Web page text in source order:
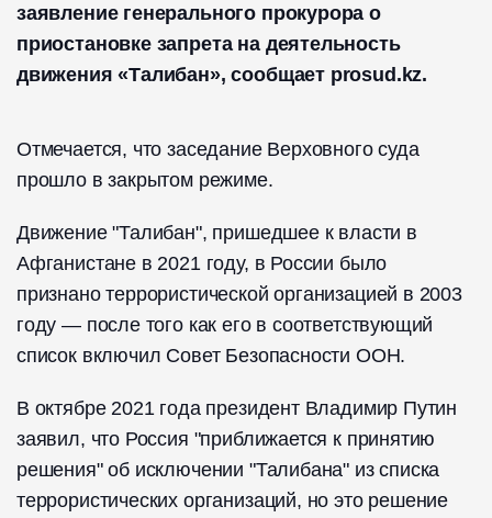
заявление генерального прокурора о
приостановке запрета на деятельность
движения «Талибан», сообщает prosud.kz.
Отмечается, что заседание Верховного суда
прошло в закрытом режиме.
Движение "Талибан", пришедшее к власти в
Афганистане в 2021 году, в России было
признано террористической организацией в 2003
году — после того как его в соответствующий
список включил Совет Безопасности ООН.
В октябре 2021 года президент Владимир Путин
заявил, что Россия "приближается к принятию
решения" об исключении "Талибана" из списка
террористических организаций, но это решение